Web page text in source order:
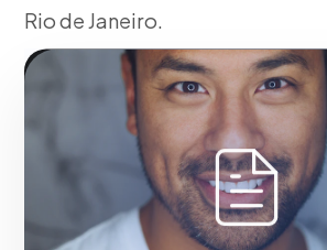
Rio de Janeiro.
Em nossa agência,
rótulos e pixels acompanhantes.
autoridade de marca no mercado
Solicitar serviço